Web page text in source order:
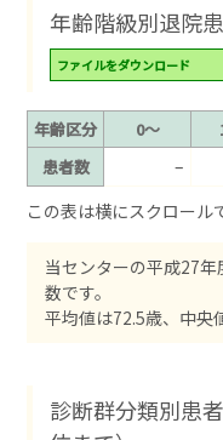
年齢階級別退院
ファイルをダウンロード
年齢区分 0〜
患者数
–
当センターの平成27
数です。
平均値は72.5歳、中央
診断群分類別患